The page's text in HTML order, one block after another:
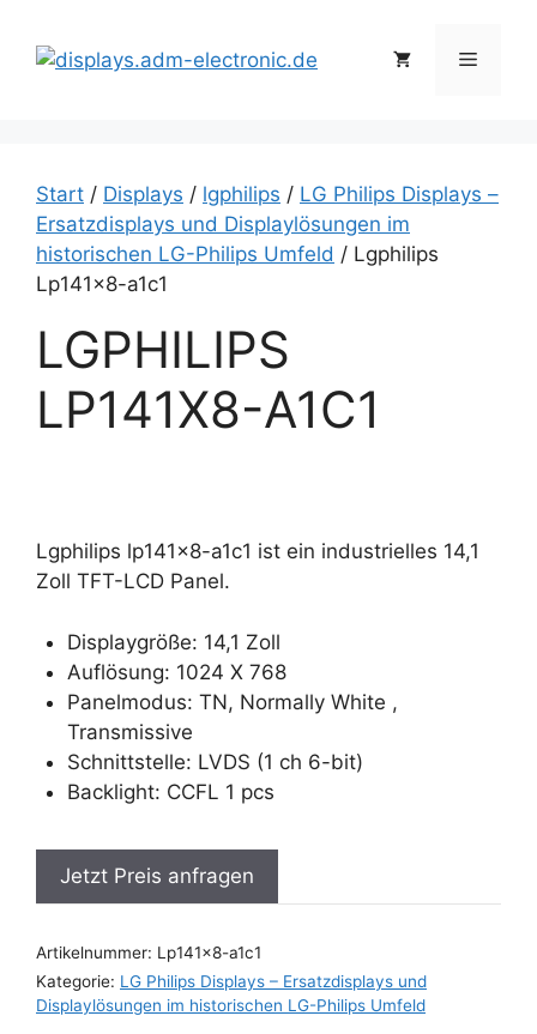
Inhalt
springen
Menü
Start / Displays / lgphilips / LG Philips Displays –
Ersatzdisplays und Displaylösungen im
historischen LG-Philips Umfeld / Lgphilips
Lp141x8-a1c1
LGPHILIPS
LP141X8-A1C1
Lgphilips lp141x8-a1c1 ist ein industrielles 14,1
Zoll TFT-LCD Panel.
Displaygröße: 14,1 Zoll
Auflösung: 1024 X 768
Panelmodus: TN, Normally White ,
Transmissive
Schnittstelle: LVDS (1 ch 6-bit)
Backlight: CCFL 1 pcs
Jetzt Preis anfragen
Artikelnummer: Lp141x8-a1c1
Kategorie: LG Philips Displays – Ersatzdisplays und
Displaylösungen im historischen LG-Philips Umfeld